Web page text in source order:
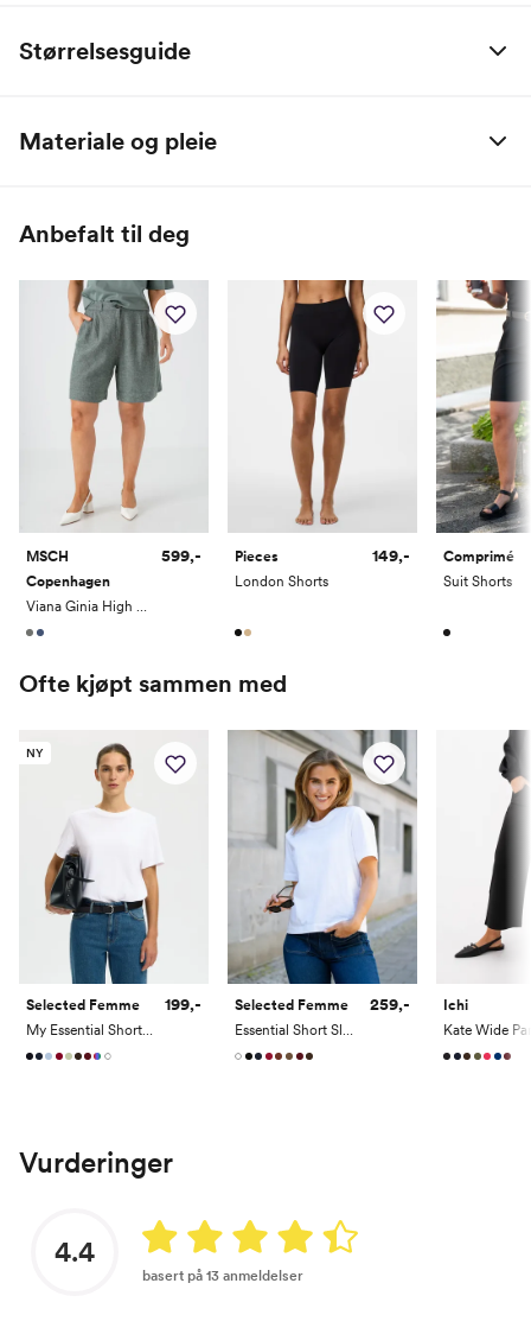
Størrelsesguide
Bryst 84 88 100
Hofte 92 96
Innersøm 80 80 80 80
Materiale og pleie
Anbefalt til deg
MSCH
Copenhagen
599,-
Pieces
London Shorts
149,-
Comprimé
Suit Shorts
Ofte kjøpt sammen med
NY
Selected Femme
My Essential Short Sleeve O-Neck Tee
199,-
Selected Femme
Essential Short Sleeve Boxy Tee
259,-
Ichi
Kate Wide
Vurderinger
4.4
basert på 13 anmeldelser